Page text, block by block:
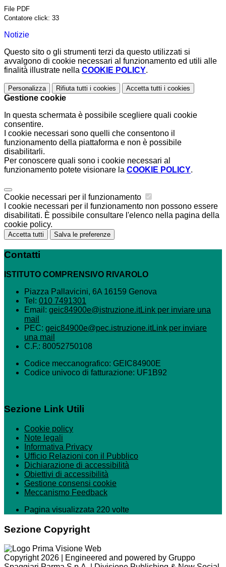
File PDF
Contatore click: 33
Notizie
Questo sito o gli strumenti terzi da questo utilizzati si
avvalgono di cookie necessari al funzionamento ed utili alle
finalità illustrate nella COOKIE POLICY.
Personalizza Rifiuta tutti i cookies Accetta tutti i cookies
Gestione cookie
In questa schermata è possibile scegliere quali cookie
consentire.
I cookie necessari sono quelli che consentono il
funzionamento della piattaforma e non è possibile
disabilitarli.
Per conoscere quali sono i cookie necessari al
funzionamento potete visionare la COOKIE POLICY.
Cookie necessari per il funzionamento
I cookie necessari per il funzionamento non possono essere
disabilitati. È possibile consultare l'elenco nella pagina della
cookie policy.
Accetta tutti Salva le preferenze
Contatti
ISTITUTO COMPRENSIVO RIVAROLO
Piazza Pallavicini, 6A 16159 Genova
Tel: 010 7491301
Email: geic84900e@istruzione.itLink per inviare una
mail
PEC: geic84900e@pec.istruzione.itLink per inviare
una mail
C.F.: 80052750108
Codice meccanografico: GEIC84900E
Codice univoco di fatturazione: UF1B92
Sezione Link Utili
Cookie policy
Note legali
Informativa Privacy
Ufficio Relazioni con il Pubblico
Dichiarazione di accessibilità
Obiettivi di accessibilità
Gestione consensi cookie
Meccanismo Feedback
Pagina visualizzata 220 volte
Sezione Copyright
Copyright 2026 | Engineered and powered by Gruppo